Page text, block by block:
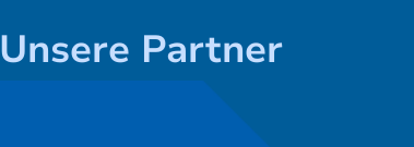
Unsere Partner